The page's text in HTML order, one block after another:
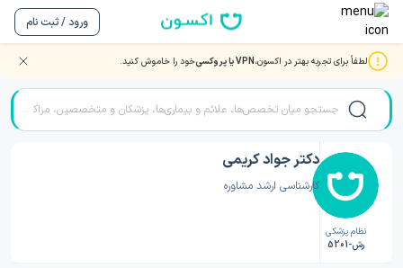
ورود / ثبت نام
لطفاً برای تجربه بهتر در اکسون،VPN یا پروکسی خود را خاموش کنید. صفحه اصلی/دکتر روانشناسی/دکتر جواد کریمی
نظام پزشکی
رش-5201
دکتر جواد کریمی
کارشناسی ارشد مشاوره